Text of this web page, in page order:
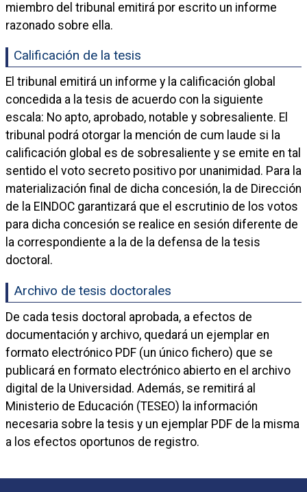
miembro del tribunal emitirá por escrito un informe
razonado sobre ella.
Calificación de la tesis
El tribunal emitirá un informe y la calificación global
concedida a la tesis de acuerdo con la siguiente
escala: No apto, aprobado, notable y sobresaliente. El
tribunal podrá otorgar la mención de cum laude si la
calificación global es de sobresaliente y se emite en tal
sentido el voto secreto positivo por unanimidad. Para la
materialización final de dicha concesión, la de Dirección
de la EINDOC garantizará que el escrutinio de los votos
para dicha concesión se realice en sesión diferente de
la correspondiente a la de la defensa de la tesis
doctoral.
Archivo de tesis doctorales
De cada tesis doctoral aprobada, a efectos de
documentación y archivo, quedará un ejemplar en
formato electrónico PDF (un único fichero) que se
publicará en formato electrónico abierto en el archivo
digital de la Universidad. Además, se remitirá al
Ministerio de Educación (TESEO) la información
necesaria sobre la tesis y un ejemplar PDF de la misma
a los efectos oportunos de registro.